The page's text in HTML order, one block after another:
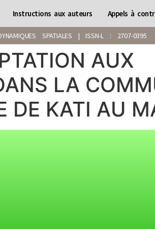
Instructions aux auteurs Appels à
SPATIALES | ISSN-L : 2707-0395
AUX
LA
DE KATI AU